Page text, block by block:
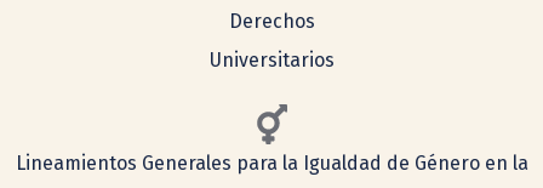
Derechos
Universitarios
Lineamientos Generales para la Igualdad de Género en la